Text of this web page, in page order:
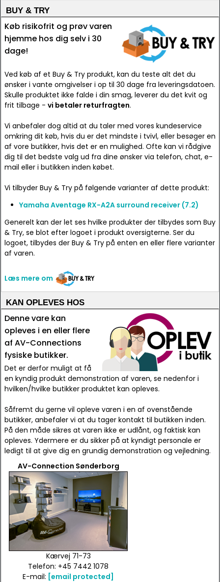
BUY & TRY
Køb risikofrit og prøv varen
hjemme hos dig selv i 30
dage!
Ved køb af et Buy & Try produkt, kan du teste alt det du
ønsker i vante omgivelser i op til 30 dage fra leveringsdatoen.
Skulle produktet ikke falde i din smag, leverer du det kvit og
frit tilbage - vi betaler returfragten.
Vi anbefaler dog altid at du taler med vores kundeservice
omkring dit køb, hvis du er det mindste i tvivl, eller besøger en
af vore butikker, hvis det er en mulighed. Ofte kan vi rådgive
dig til det bedste valg ud fra dine ønsker via telefon, chat, e-
mail eller i butikken inden købet.
Vi tilbyder Buy & Try på følgende varianter af dette produkt:
Yamaha Aventage RX-A2A surround receiver (7.2)
Generelt kan der let ses hvilke produkter der tilbydes som Buy
& Try, se blot efter logoet i produkt oversigterne. Ser du
logoet, tilbydes der Buy & Try på enten en eller flere varianter
af varen.
Læs mere om
KAN OPLEVES HOS
Denne vare kan
opleves i en eller flere
af AV-Connections
fysiske butikker.
Det er derfor muligt at få
en kyndig produkt demonstration af varen, se nedenfor i
hvilken/hvilke butikker produktet kan opleves.
Såfremt du gerne vil opleve varen i en af ovenstående
butikker, anbefaler vi at du tager kontakt til butikken inden.
På den måde sikres at varen ikke er udlånt, og faktisk kan
opleves. Ydermere er du sikker på at kyndigt personale er
ledigt til at give dig en grundig demonstration og vejledning.
AV-Connection Sønderborg
Kærvej 71-73
Telefon: +45 7442 1078
E-mail: [email protected]